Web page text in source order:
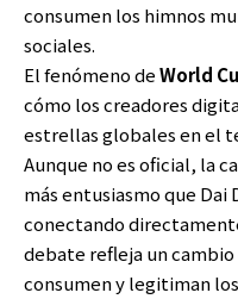
consumen los himnos
sociales.
El fenómeno deWorld
cómo los creadores
estrellas globales en el
Aunque no es oficial, la
más entusiasmo que Dai
conectando
debate refleja un cambio
consumen y legitiman